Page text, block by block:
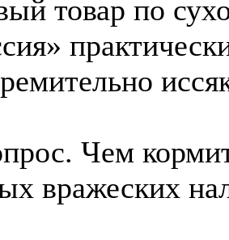
товар по
Чем
вражеских